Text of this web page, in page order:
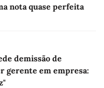
nota quase perfeita
demissão de
gerente em empresa: